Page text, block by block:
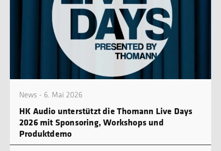
News - 6. Mai 2026
HK Audio unterstützt die Thomann Live Days
2026 mit Sponsoring, Workshops und
Produktdemo